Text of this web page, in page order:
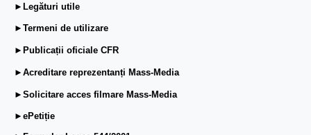
►Legături utile
►Termeni de utilizare
►Publicații oficiale CFR
►Acreditare reprezentanți Mass-Media
►Solicitare acces filmare Mass-Media
►ePetiție